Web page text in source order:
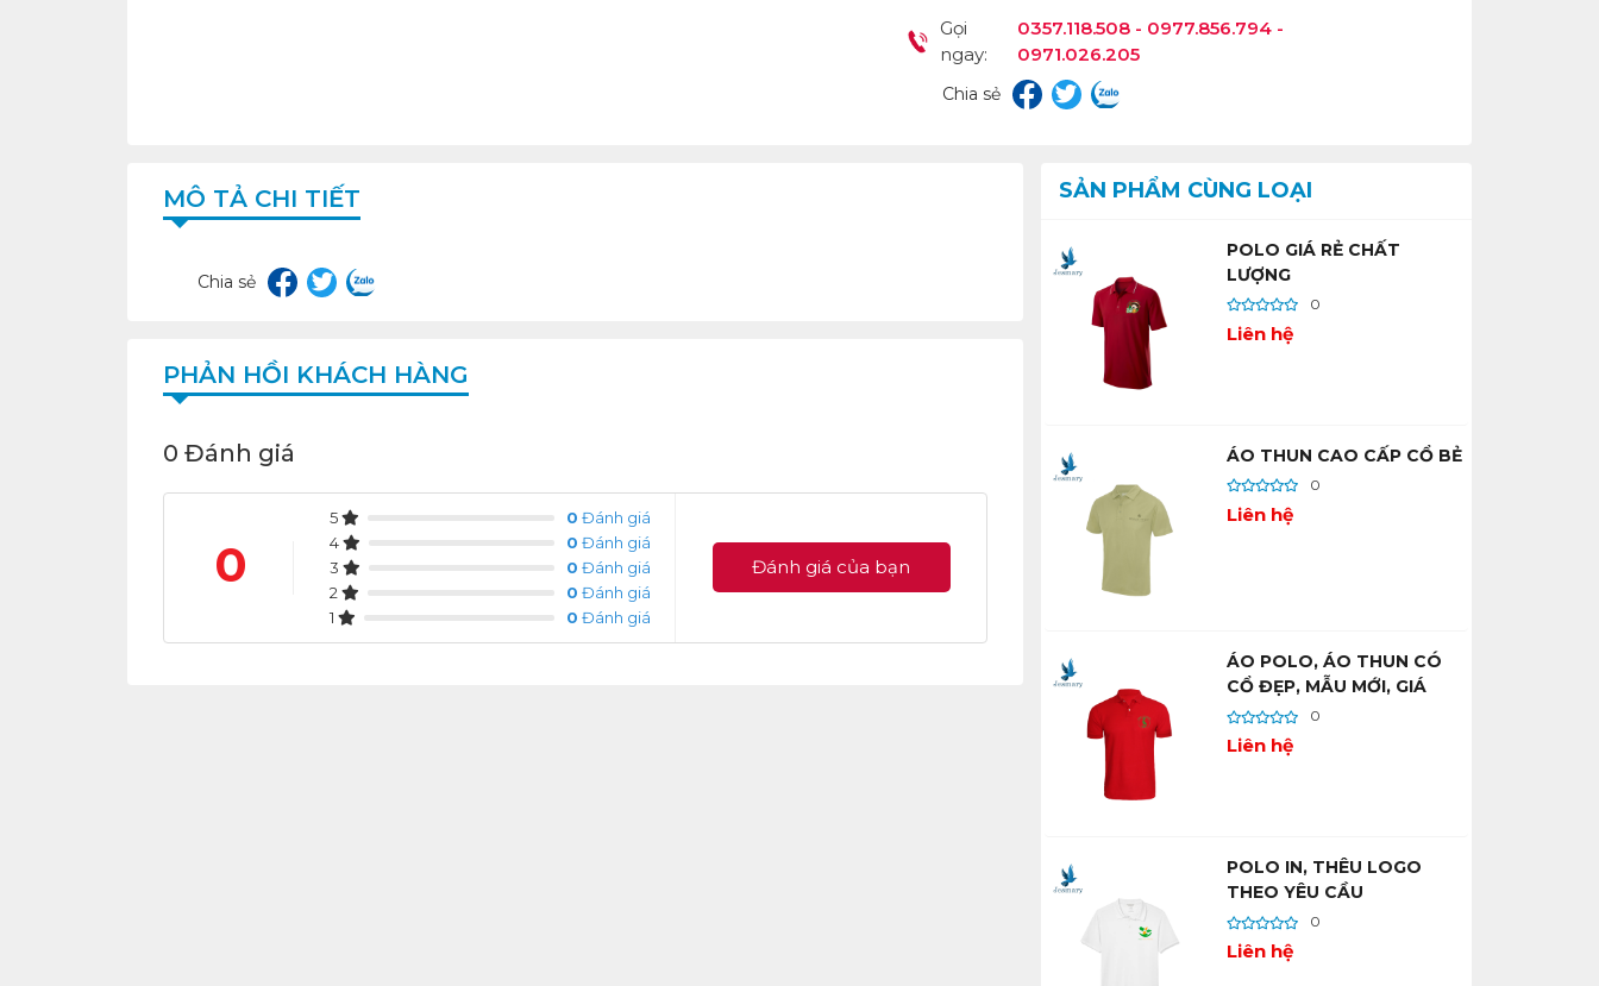
Gọi
ngay:
0357.118.508 - 0977.856.794 -
0971.026.205
Chia sẻ
MÔ TẢ CHI TIẾT
Chia sẻ
PHẢN HỒI KHÁCH HÀNG
0 Đánh giá
0
5 0 Đánh giá
4
0 Đánh giá
3
0 Đánh giá
2
0 Đánh giá
1
0 Đánh giá
Đánh giá của bạn
SẢN PHẨM CÙNG LOẠI
POLO GIÁ RẺ CHẤT
LƯỢNG
0
Liên hệ
ÁO THUN CAO CẤP CỔ BẺ
0
Liên hệ
ÁO POLO, ÁO THUN CÓ
CỔ ĐẸP, MẪU MỚI, GIÁ
TỐT
0
Liên hệ
POLO IN, THÊU LOGO
THEO YÊU CẦU
0
Liên hệ